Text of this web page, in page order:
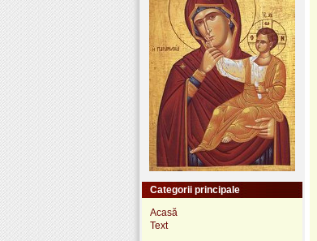
Categorii principale
Acasă
Text